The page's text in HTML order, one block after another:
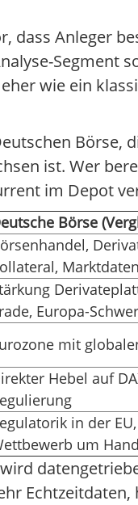
dass Anleger
Segment
wie ein
Börse,
ist. Wer
im Depot
Börse
Marktdaten
Europa-
mit
Hebel auf
in der
um